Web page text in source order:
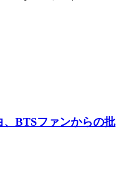
BTSファンからの批